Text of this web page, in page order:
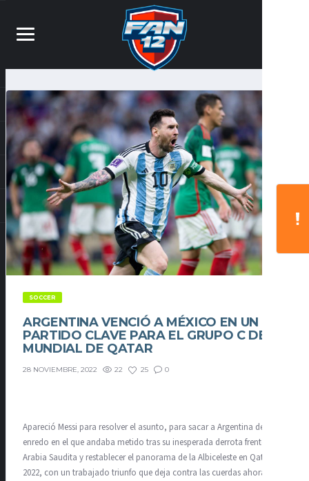
SOCCER
ARGENTINA VENCIÓ A MÉXICO EN UN
PARTIDO CLAVE PARA EL GRUPO C DEL
MUNDIAL DE QATAR
28 NOVIEMBRE, 2022 22 25 0
Apareció Messi para resolver el asunto, para sacar a Argentina del
enredo en el que andaba metido tras su inesperada derrota frente
Arabia Saudita y restablecer el panorama de la Albiceleste en Qatar
2022, con un trabajado triunfo que deja contra las cuerdas ahora a